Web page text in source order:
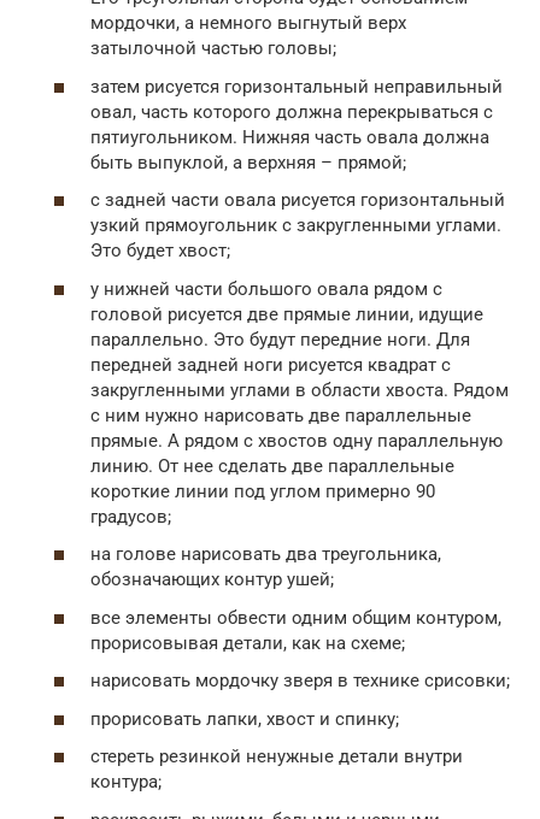
мордочки, а немного выгнутый верх
затылочной частью головы;
затем рисуется горизонтальный неправильный
овал, часть которого должна перекрываться с
пятиугольником. Нижняя часть овала должна
быть выпуклой, а верхняя – прямой;
с задней части овала рисуется горизонтальный
узкий прямоугольник с закругленными углами.
Это будет хвост;
у нижней части большого овала рядом с
головой рисуется две прямые линии, идущие
параллельно. Это будут передние ноги. Для
передней задней ноги рисуется квадрат с
закругленными углами в области хвоста. Рядом
с ним нужно нарисовать две параллельные
прямые. А рядом с хвостов одну параллельную
линию. От нее сделать две параллельные
короткие линии под углом примерно 90
градусов;
на голове нарисовать два треугольника,
обозначающих контур ушей;
все элементы обвести одним общим контуром,
прорисовывая детали, как на схеме;
нарисовать мордочку зверя в технике срисовки;
прорисовать лапки, хвост и спинку;
стереть резинкой ненужные детали внутри
контура;